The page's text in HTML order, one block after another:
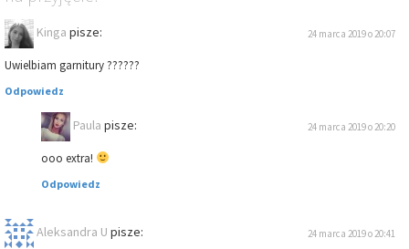
Kinga pisze: 24 marca 2019 o 20:07
Uwielbiam garnitury ??????
Odpowiedz
Paula pisze: 24 marca 2019 o 20:20
ooo extra!
Odpowiedz
Aleksandra U pisze: 24 marca 2019 o 20:41